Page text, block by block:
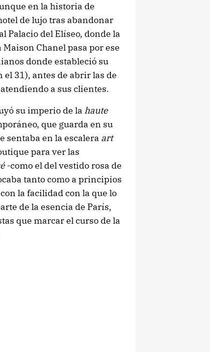
en la historia de
de lujo tras abandonar
Palacio del Elíseo, donde la
Chanel pasa por ese
donde estableció su
31), antes de abrir las de
a sus clientes.
su imperio de la haute
que guarda en su
sentaba en la escalera art
para ver las
-como el del vestido rosa de
tanto como a principios
la facilidad con la que lo
de la esencia de París,
que marcar el curso de la